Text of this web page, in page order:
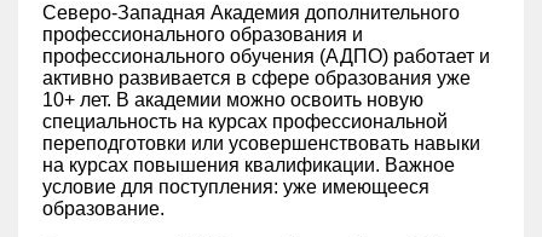
Северо-Западная Академия дополнительного
профессионального образования и
профессионального обучения (АДПО) работает и
активно развивается в сфере образования уже
10+ лет. В академии можно освоить новую
специальность на курсах профессиональной
переподготовки или усовершенствовать навыки
на курсах повышения квалификации. Важное
условие для поступления: уже имеющееся
образование.